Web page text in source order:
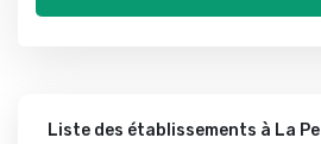
Liste des établissements à La